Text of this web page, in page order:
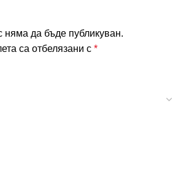
да бъде публикуван.
са отбелязани с *